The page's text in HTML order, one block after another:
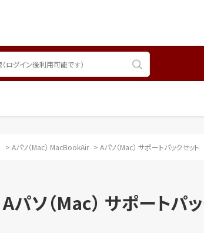
> Aパソ（Mac） MacBookAir > Aパソ（Mac） サポートパックセット
Aパソ（Mac） サポートパ